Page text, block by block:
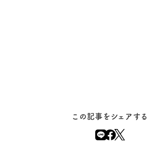
この記事をシェアする